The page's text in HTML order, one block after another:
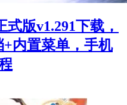
式版v1.291下载，
内置菜单，手机